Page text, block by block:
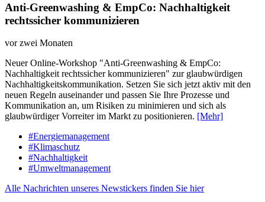
Anti-Greenwashing & EmpCo: Nachhaltigkeit
rechtssicher kommunizieren
vor zwei Monaten
Neuer Online-Workshop "Anti-Greenwashing & EmpCo:
Nachhaltigkeit rechtssicher kommunizieren" zur glaubwürdigen
Nachhaltigkeitskommunikation. Setzen Sie sich jetzt aktiv mit den
neuen Regeln auseinander und passen Sie Ihre Prozesse und
Kommunikation an, um Risiken zu minimieren und sich als
glaubwürdiger Vorreiter im Markt zu positionieren. [Mehr]
#Energiemanagement
#Klimaschutz
#Nachhaltigkeit
#Umweltmanagement
Alle Nachrichten unseres Newstickers finden Sie hier